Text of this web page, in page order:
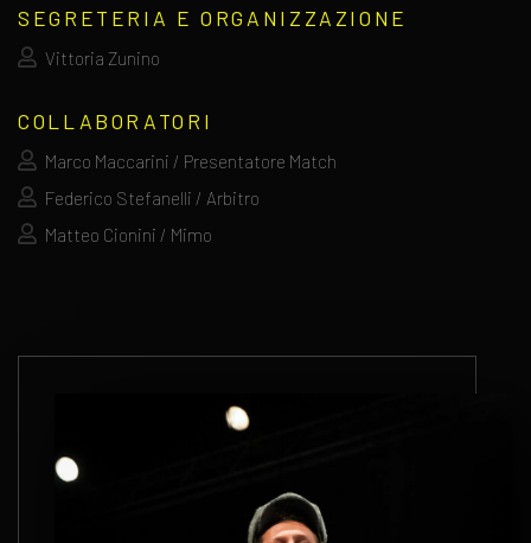
SEGRETERIA E ORGANIZZAZIONE
Vittoria Zunino
COLLABORATORI
Marco Maccarini / Presentatore Match
Federico Stefanelli / Arbitro
Matteo Cionini / Mimo